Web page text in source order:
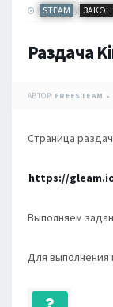
STEAM /
Раздача
АВТОР: FREESTEAM
Страница
https://
Выполняем
Для выполнения